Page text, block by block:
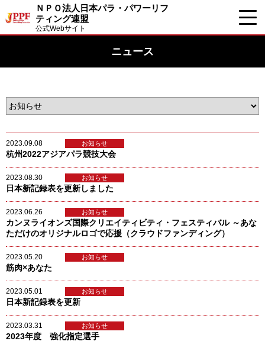
ＮＰＯ法人日本パラ・パワーリフ
ティング連盟
公式Webサイト
ニュース
2023.09.08 お知らせ
杭州2022アジアパラ競技大会
2023.08.30 お知らせ
日本新記録表を更新しました
2023.06.26 お知らせ
カンヌライオンズ国際クリエイティビティ・フェスティバル ～あな
ただけのオリジナルロゴで応援（クラウドファンディング）
2023.05.20 お知らせ
筋肉×あなた
2023.05.01 お知らせ
日本新記録表を更新
2023.03.31 お知らせ
2023年度 強化指定選手